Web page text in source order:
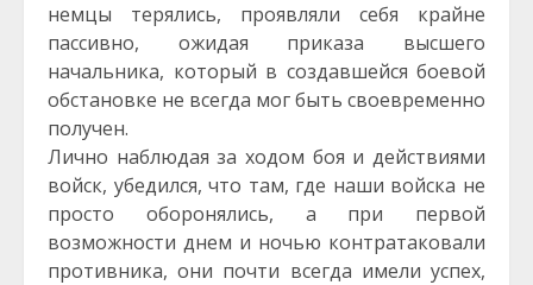
немцы терялись, проявляли себя крайне
пассивно, ожидая приказа высшего
начальника, который в создавшейся боевой
обстановке не всегда мог быть своевременно
получен.
Лично наблюдая за ходом боя и действиями
войск, убедился, что там, где наши войска не
просто оборонялись, а при первой
возможности днем и ночью контратаковали
противника, они почти всегда имели успех,